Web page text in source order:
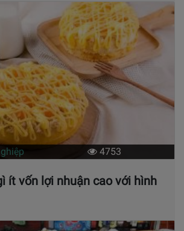
4753
ít vốn lợi nhuận cao với hình